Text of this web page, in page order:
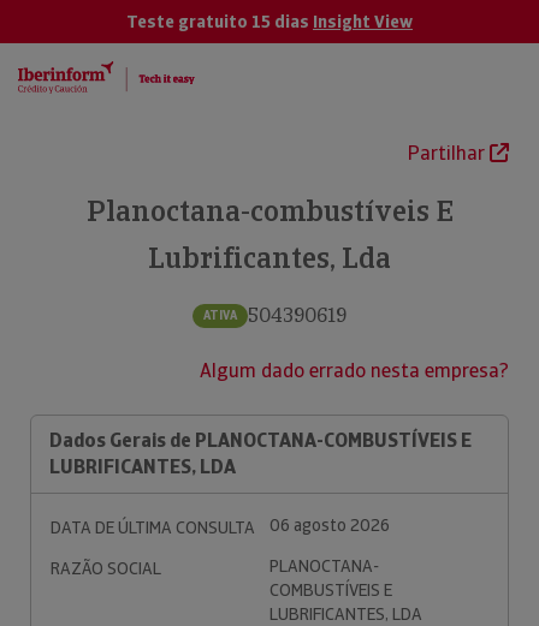
Teste gratuito 15 dias Insight View
Partilhar
Planoctana-combustíveis E
Lubrificantes, Lda
ATIVA 504390619
Algum dado errado nesta empresa?
Dados Gerais de PLANOCTANA-COMBUSTÍVEIS E
LUBRIFICANTES, LDA
DATA DE ÚLTIMA CONSULTA
06 agosto 2026
RAZÃO SOCIAL
PLANOCTANA-
COMBUSTÍVEIS E
LUBRIFICANTES, LDA